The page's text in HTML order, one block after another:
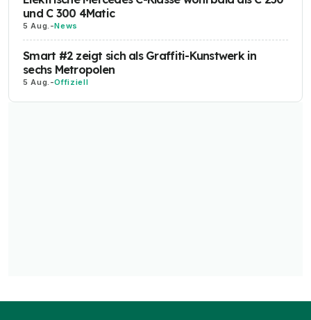
und C 300 4Matic
5 Aug. -News
Smart #2 zeigt sich als Graffiti-Kunstwerk in
sechs Metropolen
5 Aug. -Offiziell